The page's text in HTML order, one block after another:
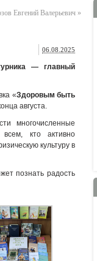
Евгений Валерьевич »
06.08.2025
— главный
«Здоровым быть
августа.
многочисленные
кто активно
культуру в
познать радость